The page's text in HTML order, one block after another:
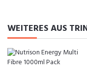
WEITERES AUS